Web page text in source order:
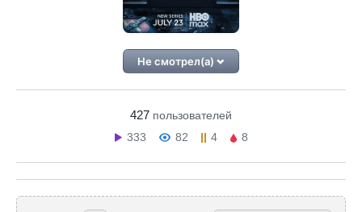
Не смотрел(а)
427 пользователей
333
82 4 8